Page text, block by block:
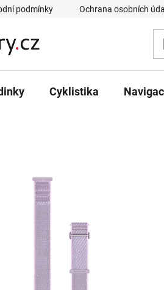
podmínky Ochrana osobních
Cyklistika